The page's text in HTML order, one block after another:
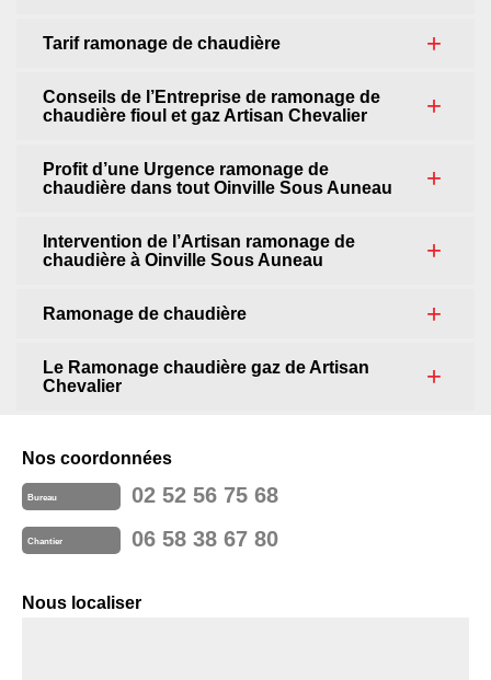
Tarif ramonage de chaudière
Conseils de l’Entreprise de ramonage de
chaudière fioul et gaz Artisan Chevalier
Profit d’une Urgence ramonage de
chaudière dans tout Oinville Sous Auneau
Intervention de l’Artisan ramonage de
chaudière à Oinville Sous Auneau
Ramonage de chaudière
Le Ramonage chaudière gaz de Artisan
Chevalier
Nos coordonnées
Bureau 02 52 56 75 68
Chantier 06 58 38 67 80
Nous localiser